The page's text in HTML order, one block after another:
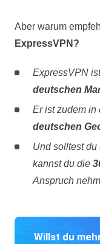
Aber warum
ExpressVPN?
ExpressVPN
deutschen
Er ist zudem in
deutschen
Und solltest
kannst du die
Anspruch
Willst du